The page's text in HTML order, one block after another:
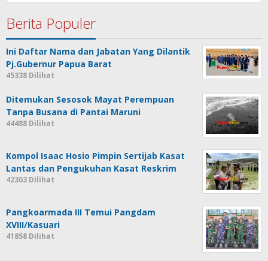
Berita Populer
Ini Daftar Nama dan Jabatan Yang Dilantik
Pj.Gubernur Papua Barat
45338 Dilihat
Ditemukan Sesosok Mayat Perempuan
Tanpa Busana di Pantai Maruni
44488 Dilihat
Kompol Isaac Hosio Pimpin Sertijab Kasat
Lantas dan Pengukuhan Kasat Reskrim
42303 Dilihat
Pangkoarmada III Temui Pangdam
XVIII/Kasuari
41858 Dilihat